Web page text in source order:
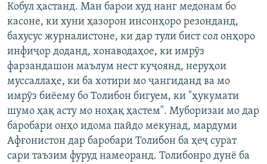
Кобул ҳастанд. Ман барои худ нанг медонам бо
касоне, ки хуни ҳазорон инсонҳоро резонданд,
бахусус журналистоне, ки дар тули бист сол онҳоро
инфиҷор доданд, хонаводаҳое, ки имрӯз
фарзандашон маълум нест куҷоянд, неруҳои
муссаллаҳе, ки ба хотири мо ҷангиданд ва мо
имрӯз биёему бо Толибон бигуем, ки "ҳукумати
шумо ҳақ асту мо ноҳақ ҳастем". Муборизаи мо дар
баробари онҳо идома пайдо мекунад, мардуми
Афғонистон дар баробари Толибон ба ҳеҷ сурат
сари таъзим фуруд намеоранд. Толибонро дунё ба